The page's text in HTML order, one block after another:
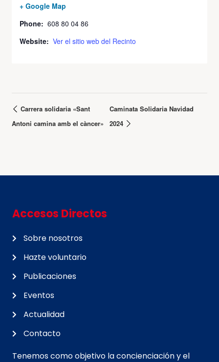
+ Google Map
Phone: 608 80 04 86
Website: Ver el sitio web del Recinto
Carrera solidaria «Sant
Antoni camina amb el càncer»
Caminata Solidaria Navidad
2024
Accesos Directos
Sobre nosotros
Hazte voluntario
Publicaciones
Eventos
Actualidad
Contacto
Tenemos como objetivo la concienciación y el